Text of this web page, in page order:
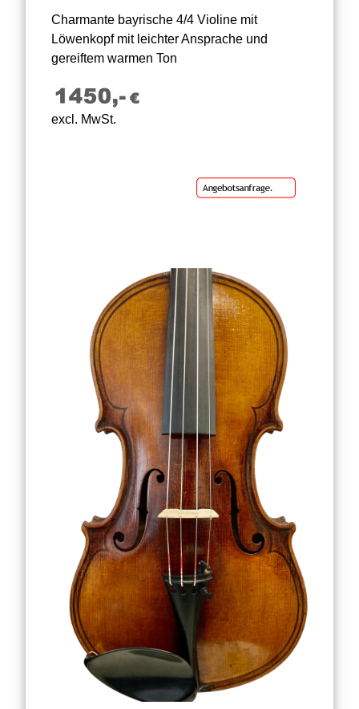
Charmante bayrische 4/4 Violine mit
Löwenkopf mit leichter Ansprache und
gereiftem warmen Ton
excl. MwSt.